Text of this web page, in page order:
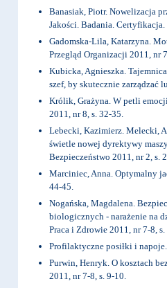
Banasiak, Piotr. Nowelizacja
Jakości. Badania.
Gadomska-Lila, Katarzyna.
Przegląd Organizacji 2011, nr
Kubicka, Agnieszka.
szef, by skutecznie zarządzać
Królik, Grażyna. W petli
2011, nr 8, s. 32-35.
Lebecki, Kazimierz. Melecki,
świetle nowej dyrektywy
Bezpieczeństwo 2011, nr 2, s.
Marciniec, Anna. Optymalny
44-45.
Nogańska, Magdalena.
biologicznych - narażenie na
Praca i Zdrowie 2011, nr 7-8,
Profilaktyczne posiłki i
Purwin, Henryk. O kosztach
2011, nr 7-8, s. 9-10.